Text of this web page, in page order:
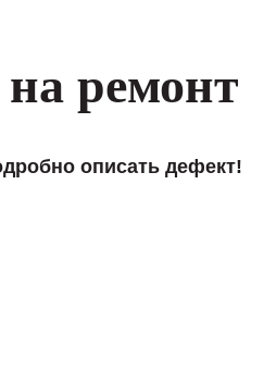
ремонт
описать дефект!